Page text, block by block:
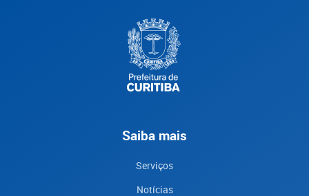
Saiba mais
Serviços
Notícias